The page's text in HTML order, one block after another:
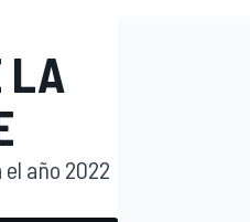
LA
año 2022